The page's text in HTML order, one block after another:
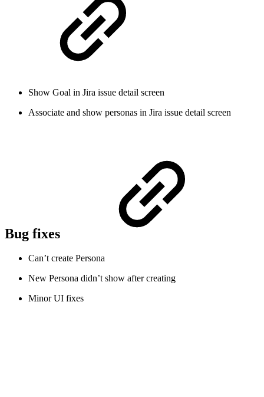
Show Goal in Jira issue detail screen
Associate and show personas in Jira issue detail screen
Bug fixes
Can’t create Persona
New Persona didn’t show after creating
Minor UI fixes